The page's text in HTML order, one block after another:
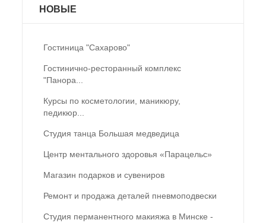
НОВЫЕ
Гостиница "Сахарово"
Гостинично-ресторанный комплекс
"Панора...
Курсы по косметологии, маникюру,
педикюр...
Студия танца Большая медведица
Центр ментального здоровья «Парацельс»
Магазин подарков и сувениров
Ремонт и продажа деталей пневмоподвески
Студия перманентного макияжа в Минске -